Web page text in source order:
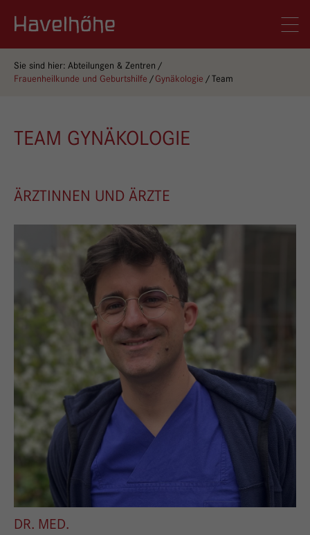
Sie sind hier: Abteilungen & Zentren
Frauenheilkunde und Geburtshilfe
Gynäkologie Team
TEAM GYNÄKOLOGIE
ÄRZTINNEN UND ÄRZTE
DR. MED.